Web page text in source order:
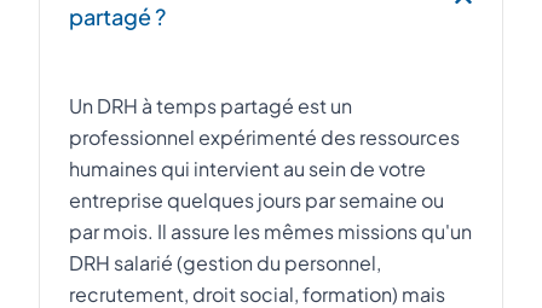
partagé ?
Un DRH à temps partagé est un
professionnel expérimenté des ressources
humaines qui intervient au sein de votre
entreprise quelques jours par semaine ou
par mois. Il assure les mêmes missions qu'un
DRH salarié (gestion du personnel,
recrutement, droit social, formation) mais